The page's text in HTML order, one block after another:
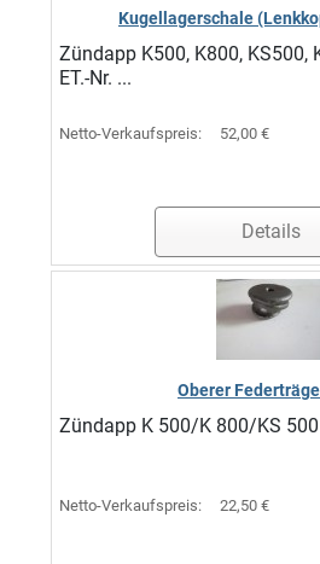
Kugellagerschale
Zündapp K500, K800, KS500,
ET.-Nr. ...
Netto-Verkaufspreis: 52,00 €
Details
Oberer
Zündapp K 500/K 800/KS 500
Netto-Verkaufspreis: 22,50 €